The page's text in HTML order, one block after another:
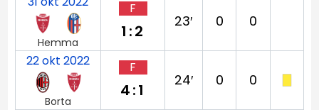
Hemma
F
1:2
23′ 0 0
22 okt 2022
Borta
F
4:1
24′ 0 0